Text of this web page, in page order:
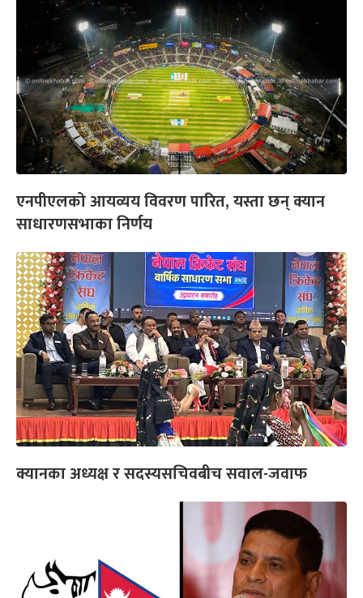
एनपीएलको आयव्यय विवरण पारित, यस्ता छन् क्यान
साधारणसभाका निर्णय
क्यानका अध्यक्ष र सदस्यसचिवबीच सवाल-जवाफ